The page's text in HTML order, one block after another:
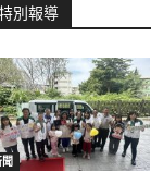
別報導